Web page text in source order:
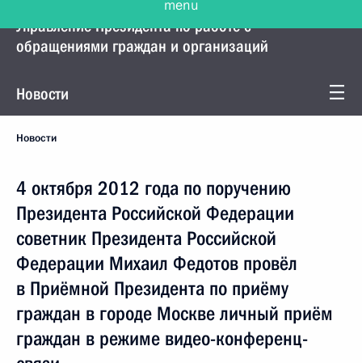
Управление Президента по работе с
обращениями граждан и организаций
Новости
Новости
4 октября 2012 года по поручению
Президента Российской Федерации
советник Президента Российской
Федерации Михаил Федотов провёл
в Приёмной Президента по приёму
граждан в городе Москве личный приём
граждан в режиме видео-конференц-